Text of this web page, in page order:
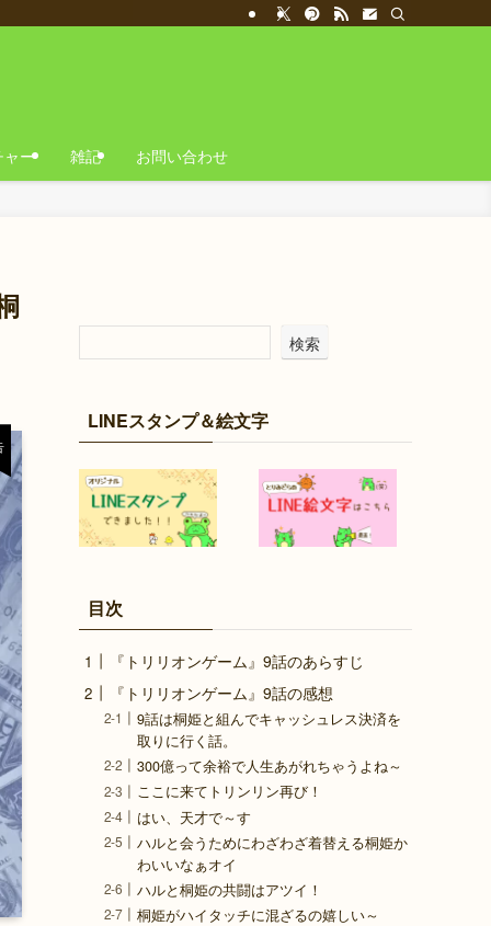
ャー 雑記 お問い合わせ
検索
LINEスタンプ＆絵文字
目次
『トリリオンゲーム』9話のあらすじ
『トリリオンゲーム』9話の感想
9話は桐姫と組んでキャッシュレス決済を
取りに行く話。
300億って余裕で人生あがれちゃうよね～
ここに来てトリンリン再び！
はい、天才で～す
ハルと会うためにわざわざ着替える桐姫か
わいいなぁオイ
ハルと桐姫の共闘はアツイ！
桐姫がハイタッチに混ざるの嬉しい～